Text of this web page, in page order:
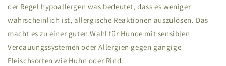
der Regel hypoallergen was bedeutet, dass es weniger
wahrscheinlich ist, allergische Reaktionen auszulösen. Das
macht es zu einer guten Wahl für Hunde mit sensiblen
Verdauungssystemen oder Allergien gegen gängige
Fleischsorten wie Huhn oder Rind.